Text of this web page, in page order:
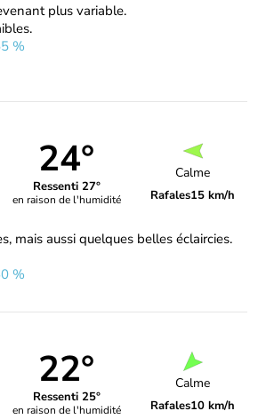
plus variable.
%
24°
Ressenti 27°
en raison de l'humidité
Calme
Rafales15 km/h
mais aussi quelques belles éclaircies.
%
22°
Ressenti 25°
en raison de l'humidité
Calme
Rafales10 km/h